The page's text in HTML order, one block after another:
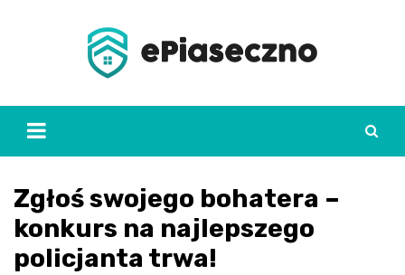
Zgłoś swojego bohatera –
konkurs na najlepszego
policjanta trwa!